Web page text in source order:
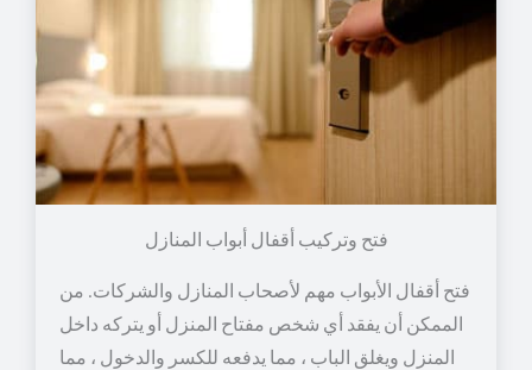
فتح وتركيب أقفال أبواب المنازل
فتح أقفال الأبواب مهم لأصحاب المنازل والشركات. من
الممكن أن يفقد أي شخص مفتاح المنزل أو يتركه داخل
المنزل ويغلق الباب ، مما يدفعه للكسر والدخول ، مما